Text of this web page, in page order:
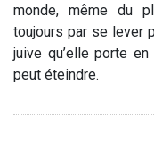
monde, même du
toujours par se lever
juive qu’elle porte
peut éteindre.